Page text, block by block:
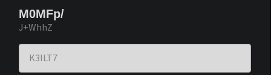
M0MFp/
J+WhhZ